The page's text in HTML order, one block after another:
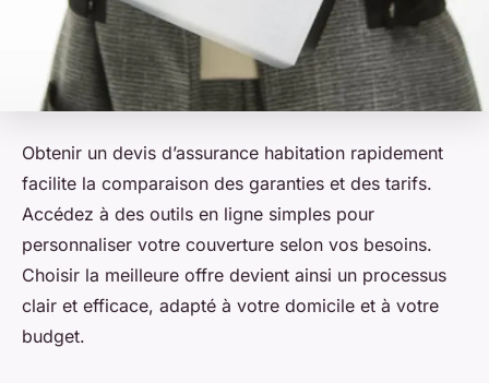
Obtenir un devis d’assurance habitation rapidement
facilite la comparaison des garanties et des tarifs.
Accédez à des outils en ligne simples pour
personnaliser votre couverture selon vos besoins.
Choisir la meilleure offre devient ainsi un processus
clair et efficace, adapté à votre domicile et à votre
budget.